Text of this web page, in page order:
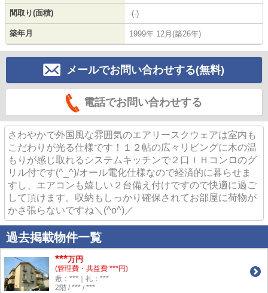
間取り(面積) -(-)
築年月 1999年 12月(築26年)
メールでお問い合わせする(無料)
電話でお問い合わせする
さわやかで外国風な雰囲気のエアリースクウェアは室内も
こだわりが光る仕様です！１２帖の広々リビングに木の温
もりが感じ取れるシステムキッチンで２口ＩＨコンロのグ
リル付です(^_^)/オール電化仕様なので経済的に暮らせま
すし、エアコンも嬉しい２台備え付けですので快適に過ご
して頂けます。収納もしっかり確保されてお部屋に荷物が
かさ張らないですね＼(^o^)／
過去掲載物件一覧
***万円
(管理費・共益費 ***円)
敷：***｜礼：***
2階 / *** / ***